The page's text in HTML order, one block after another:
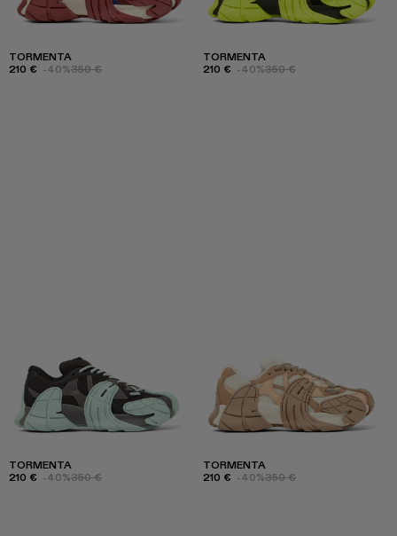
TORMENTA
210 € -40%350 €
TORMENTA
210 € -40%350 €
TORMENTA
210 € -40%350 €
TORMENTA
210 € -40%350 €